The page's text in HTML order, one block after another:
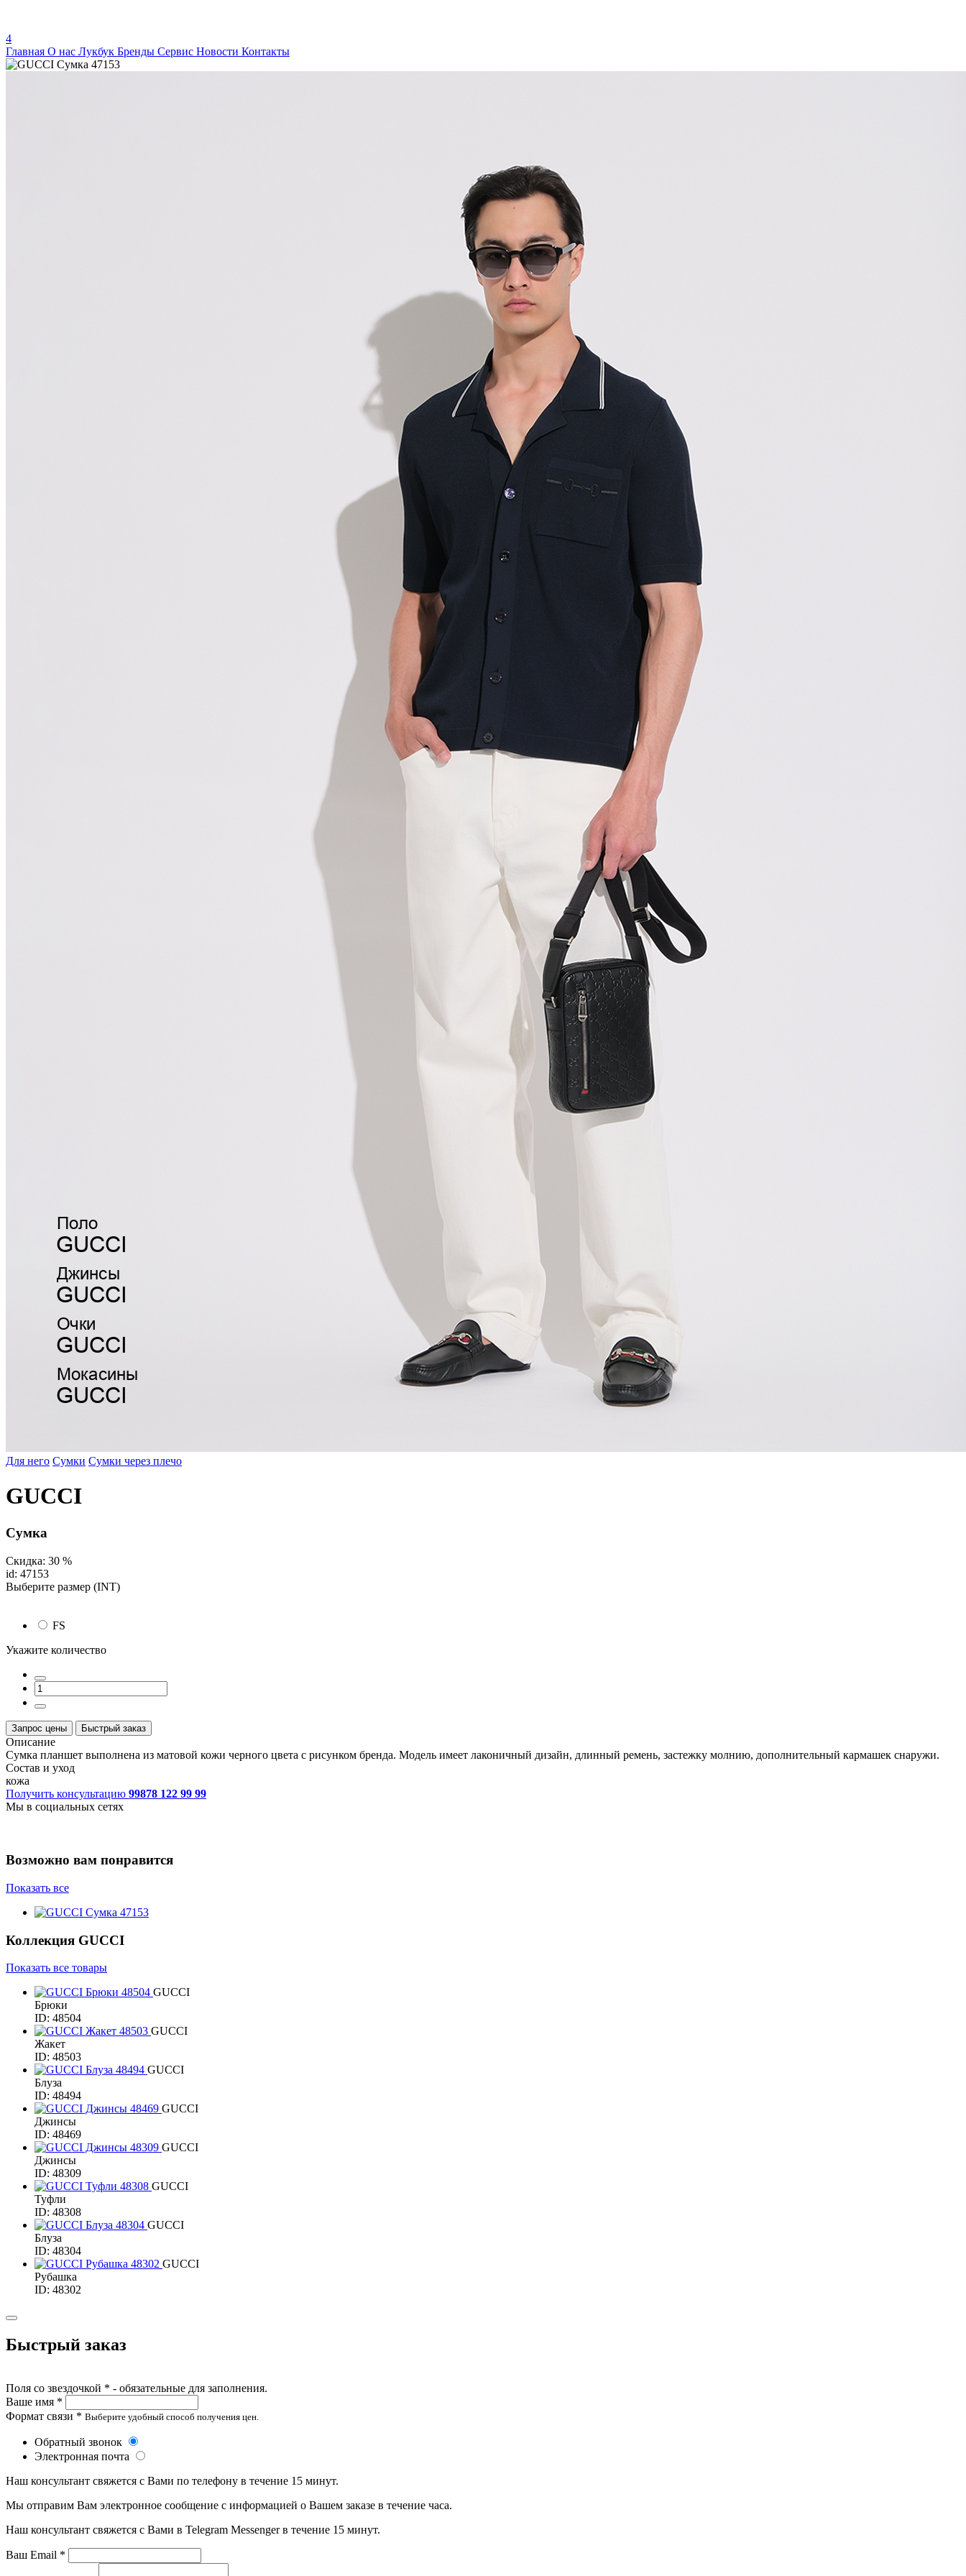
4
Главная О нас Лукбук Бренды Сервис Новости Контакты
Для него Сумки Сумки через плечо
GUCCI
Сумка
Скидка: 30 %
id: 47153
Выберите размер (INT)
FS
Укажите количество
Запрос цены Быстрый заказ
Описание
Сумка планшет выполнена из матовой кожи черного цвета с рисунком бренда. Модель имеет лаконичный дизайн, длинный ремень, застежку молнию, дополнительный кармашек снаружи.
Состав и уход
кожа
Получить консультацию 99878 122 99 99
Мы в социальных сетях
Возможно вам понравится
Показать все
Коллекция GUCCI
Показать все товары
GUCCI
Брюки
ID: 48504
GUCCI
Жакет
ID: 48503
GUCCI
Блуза
ID: 48494
GUCCI
Джинсы
ID: 48469
GUCCI
Джинсы
ID: 48309
GUCCI
Туфли
ID: 48308
GUCCI
Блуза
ID: 48304
GUCCI
Рубашка
ID: 48302
Быстрый заказ
Поля со звездочкой * - обязательные для заполнения.
Ваше имя *
Формат связи * Выберите удобный способ получения цен.
Обратный звонок
Электронная почта
Наш консультант свяжется с Вами по телефону в течение 15 минут.
Мы отправим Вам электронное сообщение с информацией о Вашем заказе в течение часа.
Наш консультант свяжется с Вами в Telegram Messenger в течение 15 минут.
Ваш Email *